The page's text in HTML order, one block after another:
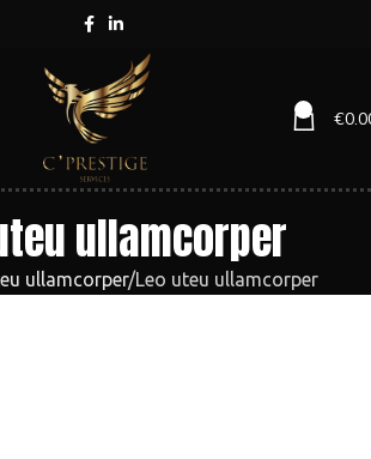
€
ullamcorper
ullamcorper Leo uteu ullamcorper